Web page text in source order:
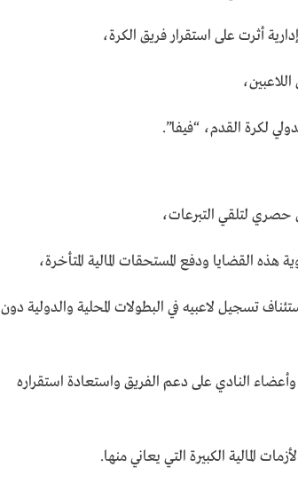
أثرت على استقرار فريق الكرة،
لكرة القدم، “فيفا”.
لتلقي التبرعات،
هذه القضايا ودفع المستحقات المالية المتأخرة،
تسجيل لاعبيه في البطولات المحلية والدولية دون
النادي على دعم الفريق واستعادة استقراره
المالية الكبيرة التي يعاني منها.